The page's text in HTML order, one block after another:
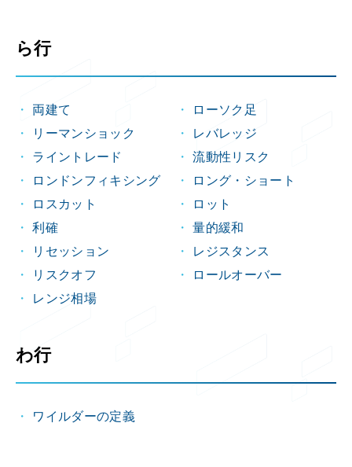
ら行
両建て
ローソク足
リーマンショック
レバレッジ
ライントレード
流動性リスク
ロンドンフィキシング
ロング・ショート
ロスカット
ロット
利確
量的緩和
リセッション
レジスタンス
リスクオフ
ロールオーバー
レンジ相場
わ行
ワイルダーの定義